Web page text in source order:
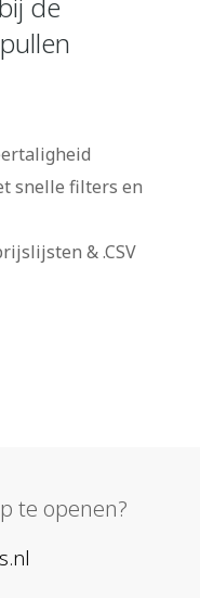
snelle filters en
& .CSV
te openen?